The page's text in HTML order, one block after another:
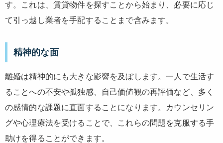
す。これは、賃貸物件を探すことから始まり、必要に応じ
て引っ越し業者を手配することまで含みます。
精神的な面
離婚は精神的にも大きな影響を及ぼします。一人で生活す
ることへの不安や孤独感、自己価値観の再評価など、多く
の感情的な課題に直面することになります。カウンセリン
グや心理療法を受けることで、これらの問題を克服する手
助けを得ることができます。